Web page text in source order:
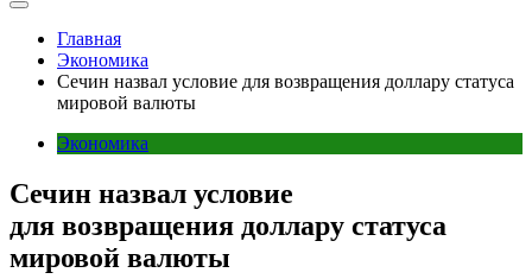
Главная
Экономика
Сечин назвал условие для возвращения доллару статуса
мировой валюты
Экономика
Сечин назвал условие
для возвращения доллару статуса
мировой валюты